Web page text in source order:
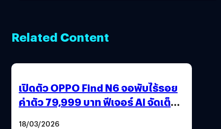
Related Content
เปิดตัว OPPO Find N6 จอพับไร้รอย
ค่าตัว 79,999 บาท ฟีเจอร์ AI จัดเต็ม
18/03/2026